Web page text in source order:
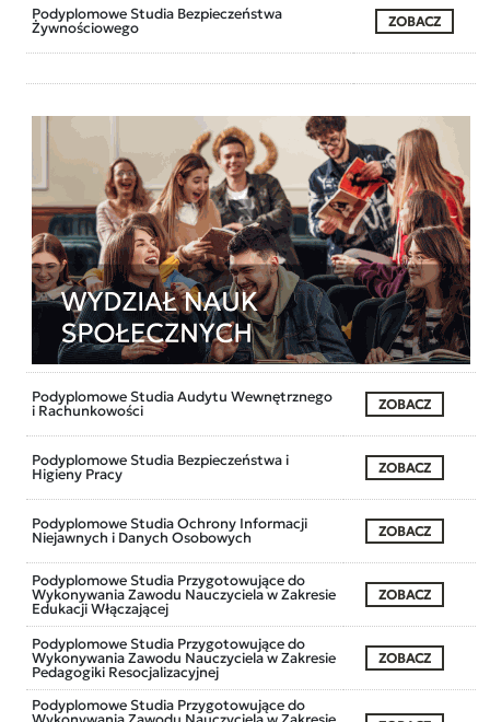
Podyplomowe Studia Bezpieczeństwa
Żywnościowego ZOBACZ
Podyplomowe Studia Audytu Wewnętrznego
i Rachunkowości ZOBACZ
Podyplomowe Studia Bezpieczeństwa i
Higieny Pracy ZOBACZ
Podyplomowe Studia Ochrony Informacji
Niejawnych i Danych Osobowych ZOBACZ
Podyplomowe Studia Przygotowujące do
Wykonywania Zawodu Nauczyciela w Zakresie
Edukacji Włączającej
ZOBACZ
Podyplomowe Studia Przygotowujące do
Wykonywania Zawodu Nauczyciela w Zakresie
Pedagogiki Resocjalizacyjnej
ZOBACZ
Podyplomowe Studia Przygotowujące do